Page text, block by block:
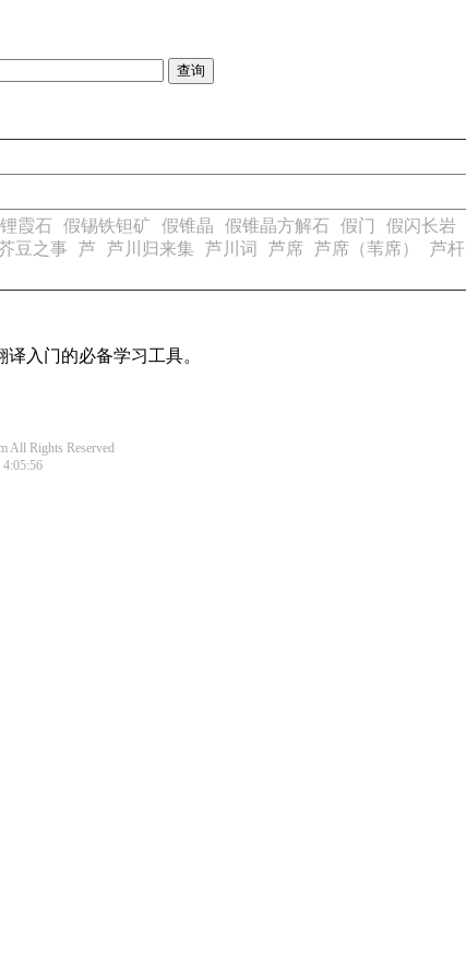
霞石 假锡铁钽矿 假锥晶 假锥晶方解石 假门 假闪长岩
豆之事 芦 芦川归来集 芦川词 芦席 芦席（苇席） 芦杆
入门的必备学习工具。
All Rights Reserved